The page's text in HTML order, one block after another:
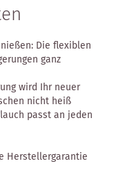
Die flexiblen
ganz
wird Ihr neuer
nicht heiß
passt an jeden
Herstellergarantie